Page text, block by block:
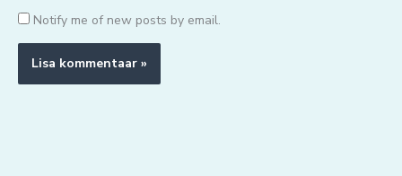
Notify me of new posts by email.